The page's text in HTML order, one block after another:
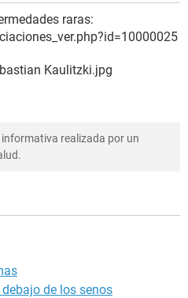
raras:
Kaulitzki.jpg
realizada por un
de los senos